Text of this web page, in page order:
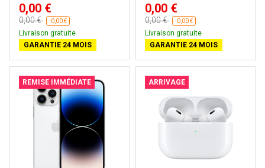
0,00 €
0,00 € -0,00 €
Livraison gratuite
GARANTIE 24 MOIS
0,00 €
0,00 € -0,00 €
Livraison gratuite
GARANTIE 24 MOIS
REMISE IMMÉDIATE ARRIVAGE